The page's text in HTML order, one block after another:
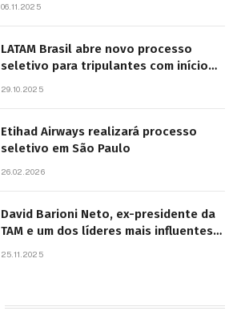
06.11.2025
LATAM Brasil abre novo processo
seletivo para tripulantes com início
29.10.2025
Etihad Airways realizará processo
seletivo em São Paulo
26.02.2026
David Barioni Neto, ex-presidente da
TAM e um dos líderes mais influentes
25.11.2025